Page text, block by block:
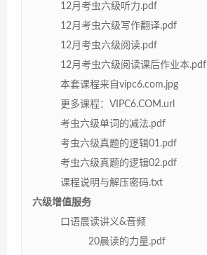
12月考虫六级听力.pdf
12月考虫六级写作翻译.pdf
12月考虫六级阅读.pdf
12月考虫六级阅读课后作业本.pdf
本套课程来自vipc6.com.jpg
更多课程：VIPC6.COM.url
考虫六级单词的减法.pdf
考虫六级真题的逻辑01.pdf
考虫六级真题的逻辑02.pdf
课程说明与解压密码.txt
六级增值服务
口语晨读讲义&音频
20晨读的力量.pdf